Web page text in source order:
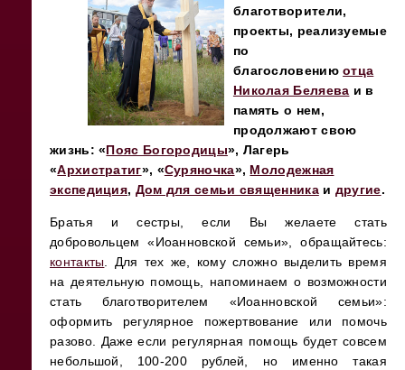
благотворители,
проекты, реализуемые
по
благословениюотца
Николая Беляева и в
память о нем,
продолжают свою
жизнь:«Пояс Богородицы», Лагерь
«Архистратиг», «Суряночка», Молодежная
экспедиция, Дом для семьи священникаи другие.
Братья и сестры, если Вы желаете стать
добровольцем «Иоанновской семьи», обращайтесь:
контакты. Для тех же, кому сложно выделить время
на деятельную помощь, напоминаем о возможности
стать благотворителем «Иоанновской семьи»:
оформить регулярное пожертвование или помочь
разово. Даже если регулярная помощь будет совсем
небольшой, 100-200 рублей, но именно такая